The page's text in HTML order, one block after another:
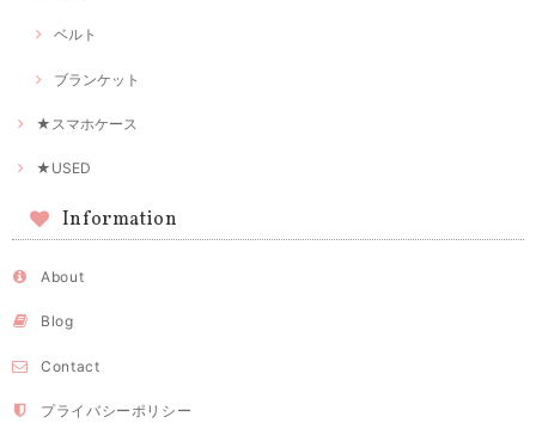
ベルト
ブランケット
★スマホケース
★USED
Information
About
Blog
Contact
プライバシーポリシー